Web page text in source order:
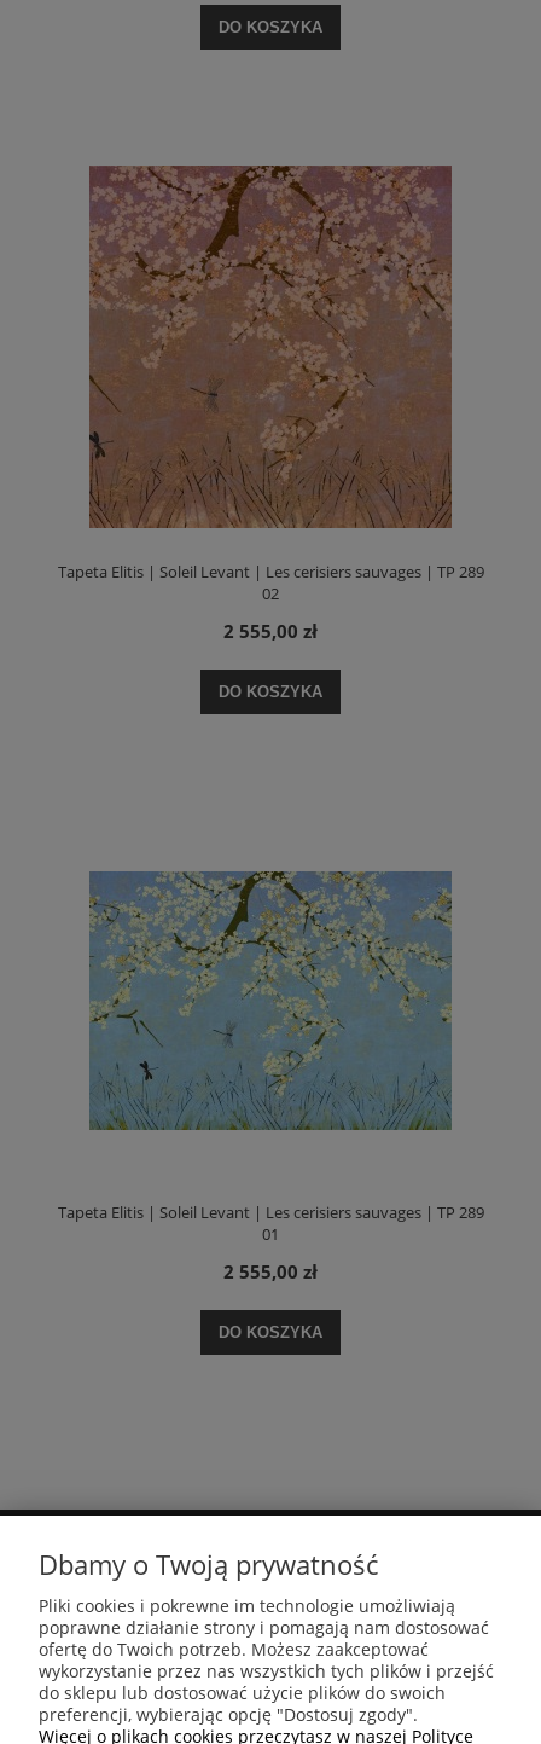
DO KOSZYKA
Tapeta Elitis | Soleil Levant | Les cerisiers sauvages | TP 289
02
2 555,00 zł
DO KOSZYKA
Tapeta Elitis | Soleil Levant | Les cerisiers sauvages | TP 289
01
2 555,00 zł
DO KOSZYKA
MOJE KONTO
PŁATNOŚCI I DOSTAWA
INFORMACJE
Dbamy o Twoją prywatność
Pliki cookies i pokrewne im technologie umożliwiają
poprawne działanie strony i pomagają nam dostosować
ofertę do Twoich potrzeb. Możesz zaakceptować
wykorzystanie przez nas wszystkich tych plików i przejść
do sklepu lub dostosować użycie plików do swoich
preferencji, wybierając opcję "Dostosuj zgody".
Więcej o plikach cookies przeczytasz w naszej Polityce